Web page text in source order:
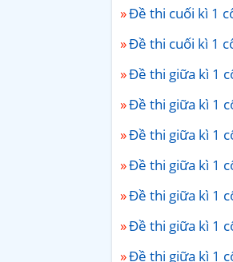
Đề thi cuối kì 1
Đề thi cuối kì 1
Đề thi giữa kì 1
Đề thi giữa kì 1
Đề thi giữa kì 1
Đề thi giữa kì 1
Đề thi giữa kì 1
Đề thi giữa kì 1
Đề thi giữa kì 1